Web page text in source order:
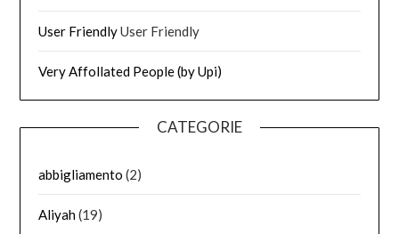
User FriendlyUser Friendly
Very Affollated People (by Upi)
CATEGORIE
abbigliamento (2)
Aliyah(19)